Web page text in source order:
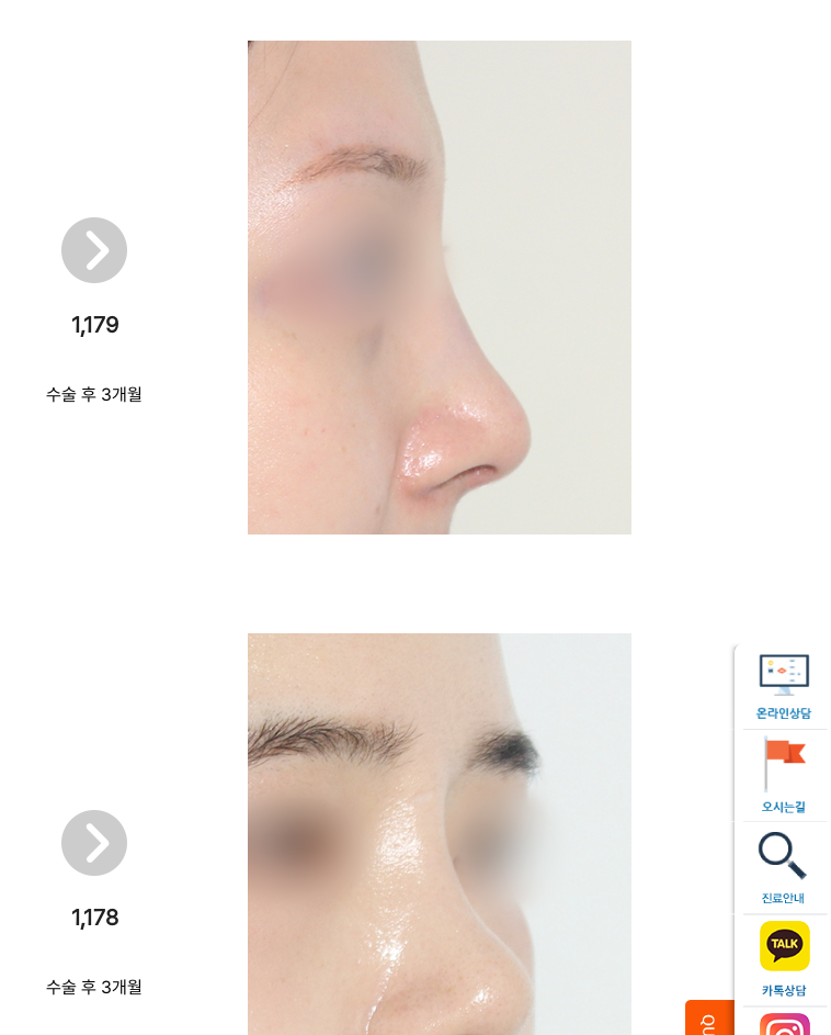
1,179
수술 후 3개월
1,178
수술 후 3개월